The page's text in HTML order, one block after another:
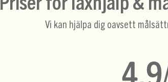
Vi kan hjälpa dig oavsett